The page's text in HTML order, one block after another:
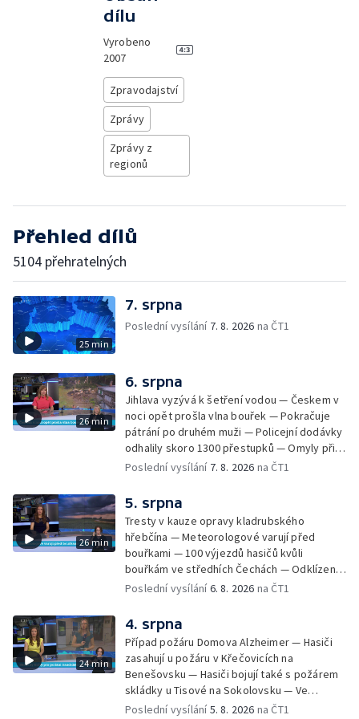
dílu
Vyrobeno
2007
Zpravodajství
Zprávy
Zprávy z
regionů
Přehled dílů
5104 přehratelných
25 min
7. srpna
Poslední vysílání 7. 8. 2026 na ČT1
26 min
6. srpna
Jihlava vyzývá k šetření vodou — Českem v
noci opět prošla vlna bouřek — Pokračuje
pátrání po druhém muži — Policejní dodávky
odhalily skoro 1300 přestupků — Omyly při
nouzovém volání o pomoc — Hradec Králové
rekord v hromadném seskoku parašutistů —
Chovné rybníky na Českolipsku pustoší
vydry — Instalace nové sochy v Mariánských
Lázních — Sedmiletý trest za dotační
podvod s projektem Technologického parku
v Písku — Dětský tábor na Brutal Assault —
Turistická trasa Svatojánské proudy zůstává
— Cestování za pozorováním noční oblohy
Poslední vysílání 7. 8. 2026 na ČT1
26 min
5. srpna
Tresty v kauze opravy kladrubského
hřebčína — Meteorologové varují před
bouřkami — 100 výjezdů hasičů kvůli
bouřkám ve středhích Čechách — Odklízení
škod po bouřkách — Hasiči likvidovali
Václavském náměstí — Necelý kilometr řeky
Otavy u šumavského Annína je téměř bez
vody — Pátrání po dvou mužích na jezeře
Most — Tábor pro děti odsouzených — Tábor
pomáhá dětem orientovat se na trhu práce
— Začal festival Brutal Assault — Cyklysta
spadl v Karlvoych Varech do řeky —
Poslední vysílání6. 8. 2026 na ČT1
24 min
4. srpna
Případ požáru Domova Alzheimer — Hasiči
zasahují u požáru v Křečovicích na
Benešovsku — Hasiči bojují také s požárem
skládky u Tisové na Sokolovsku — Ve
Strážnici na Hodonínsku padl další teplotní
Poslední vysílání5. 8. 2026 na ČT1